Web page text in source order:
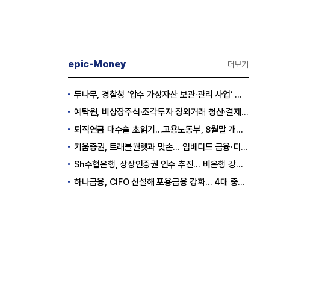
epic-Money 더보기
두나무, 경찰청 ‘압수 가상자산 보관·관리 사업’ 최종 낙찰
예탁원, 비상장주식·조각투자 장외거래 청산·결제 인프라 구축 착수
퇴직연금 대수술 초읽기…고용노동부, 8월말 개정안 발표
키움증권, 트래블월렛과 맞손… 임베디드 금융·디지털 자산 신사업 추진
Sh수협은행, 상상인증권 인수 추진… 비은행 강화 ‘금융그룹’ 도약 발판
하나금융, CIFO 신설해 포용금융 강화… 4대 중심축 중심 상반기 목표 60% 달성